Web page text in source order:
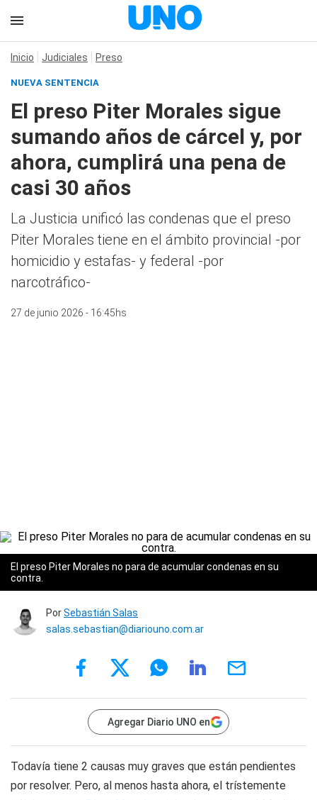
Inicio Judiciales Preso
NUEVA SENTENCIA
El preso Piter Morales sigue
sumando años de cárcel y, por
ahora, cumplirá una pena de
casi 30 años
La Justicia unificó las condenas que el preso
Piter Morales tiene en el ámbito provincial -por
homicidio y estafas- y federal -por
narcotráfico-
27 de junio 2026 - 16:45hs
El preso Piter Morales no para de acumular condenas en su
contra.
PorSebastián Salas
salas.sebastian@diariouno.com.ar
Agregar Diario UNO en
Todavía tiene 2 causas muy graves que están pendientes
por resolver. Pero, al menos hasta ahora, el trístemente